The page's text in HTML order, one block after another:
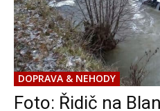
DOPRAVA & NEHODY
Foto: Řidič na